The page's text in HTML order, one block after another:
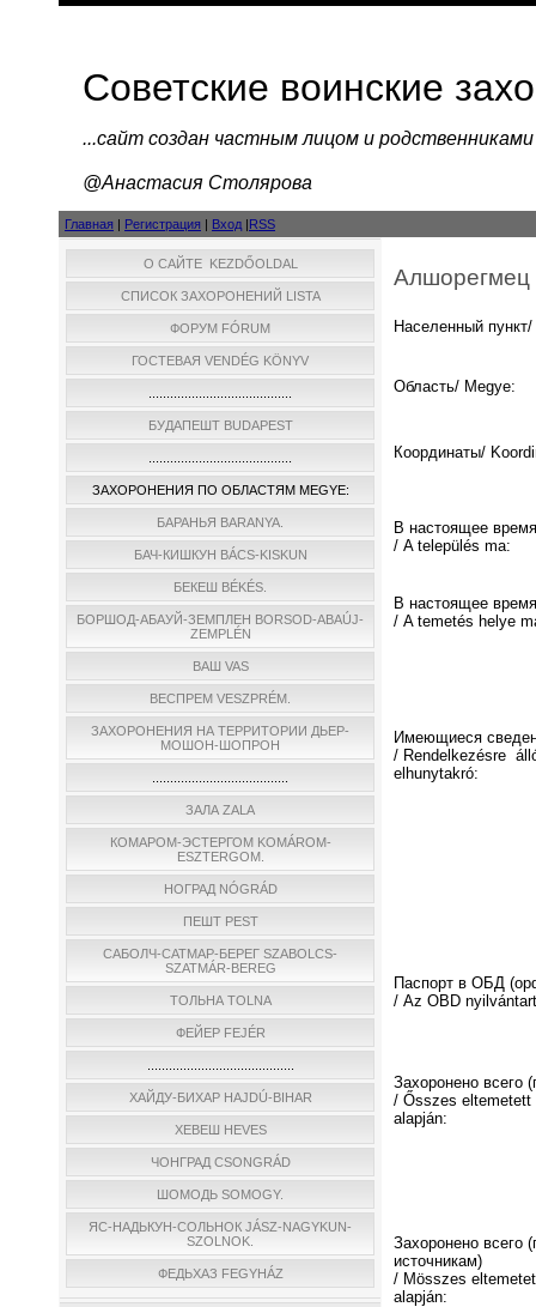
Советские воинские
...cайт создан частным лицом и
@Анастасия Столярова
Главная | Регистрация | Вход |RSS
О САЙТЕ KEZDŐOLDAL
СПИСОК ЗАХОРОНЕНИЙ LISTA
ФОРУМ FÓRUM
ГОСТЕВАЯ VENDÉG KÖNYV
БУДАПЕШТ BUDAPEST
ЗАХОРОНЕНИЯ ПО ОБЛАСТЯМ MEGYE:
БАРАНЬЯ BARANYA.
БАЧ-КИШКУН BÁCS-KISKUN
БЕКЕШ BÉKÉS.
БОРШОД-АБАУЙ-ЗЕМПЛЕН BORSOD-ABAÚJ-
ZEMPLÉN
ВАШ VAS
ВЕСПРЕМ VESZPRÉM.
ЗАХОРОНЕНИЯ НА ТЕРРИТОРИИ ДЬЕР-
МОШОН-ШОПРОН
ЗАЛА ZALA
КОМАРОМ-ЭСТЕРГОМ KOMÁROM-
ESZTERGOM.
НОГРАД NÓGRÁD
ПЕШТ PEST
САБОЛЧ-САТМАР-БЕРЕГ SZABOLCS-
SZATMÁR-BEREG
ТОЛЬНА TOLNA
ФЕЙЕР FEJÉR
ХАЙДУ-БИХАР HAJDÚ-BIHAR
ХЕВЕШ HEVES
ЧОНГРАД CSONGRÁD
ШОМОДЬ SOMOGY.
ЯС-НАДЬКУН-СОЛЬНОК JÁSZ-NAGYKUN-
SZOLNOK.
ФЕДЬХАЗ FEGYHÁZ
Алшорегмец
Населенный
Область/ Megye:
Координаты/
В настоящее
/ A település ma:
В настоящее
/ A temetés helye
Имеющиеся
/ Rendelkezésre
elhunytakró:
Паспорт в ОБД
/ Az OBD
Захоронено всего
/ Ősszes eltemetett
alapján:
Захоронено всего
источникам)
/ Мösszes
alapján: